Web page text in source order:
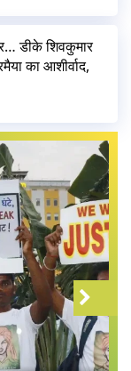
डीके शिवकुमार
का आशीर्वाद,